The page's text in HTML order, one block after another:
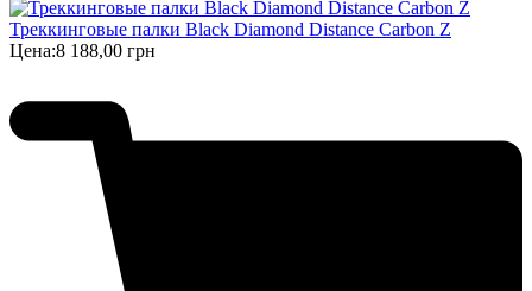
Треккинговые палки Black Diamond Distance Carbon Z
Цена:8 188,00 грн